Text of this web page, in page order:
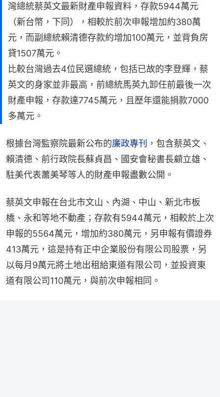
灣總統蔡英文最新財產申報資料，存款5944萬元
（新台幣，下同），相較於前次申報增加約380萬
元，而副總統賴清德存款約增加100萬元，並背負房
貸1507萬元。
比較台灣過去4位民選總統，包括已故的李登輝，蔡
英文的身家並非最高，前總統馬英九卸任前最後一次
財產申報，存款達7745萬元，且歷年還能捐款7000
多萬元。
根據台灣監察院最新公布的廉政專刊 ，包含蔡英文、
賴清德、前行政院長蘇貞昌、國安會秘書長顧立雄、
駐美代表蕭美琴等人的財產申報盡數公開。
蔡英文申報在台北市文山、內湖、中山、新北市板
橋、永和等地不動產；存款有5944萬元，相較於上次
申報的5564萬元，增加約380萬元，另申報有價證券
413萬元，這是持有正中企業股份有限公司股票，另
以每月9萬元將土地出租給東道有限公司，並投資東
道有限公司110萬元，與前次申報相同。